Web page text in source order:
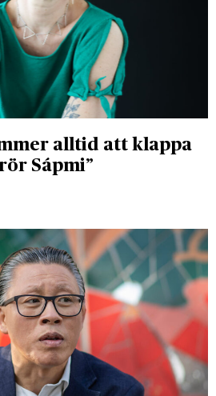
alltid att klappa
Sápmi”